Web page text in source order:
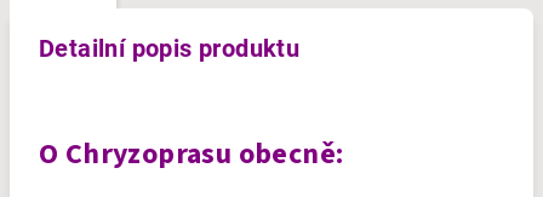
Detailní popis produktu
O Chryzoprasu obecně: